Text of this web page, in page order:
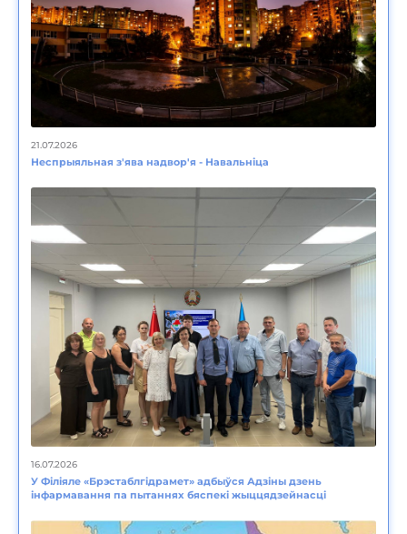
21.07.2026
Неспрыяльная з'ява надвор'я - Навальніца
16.07.2026
У Філіяле «Брэстаблгідрамет» адбыўся Адзіны дзень
інфармавання па пытаннях бяспекі жыццядзейнасці